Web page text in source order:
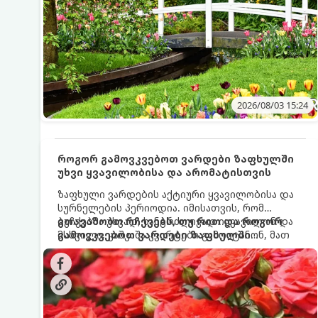
2026/08/03 15:24
როგორ გამოვკვებოთ ვარდები ზაფხულში
უხვი ყვავილობისა და არომატისთვის
ზაფხული ვარდების აქტიური ყვავილობისა და
სურნელების პერიოდია. იმისათვის, რომ
ბუჩქებმა უხვად, ხანგრძლივად იყვავილონ და
მსხვილი, კაშკაშა კვირტები გამოიტანონ, მათ
რეგულარული და სწორი გამოკვება
სჭირდებათ. ზაფხულის პერიოდში მცენარის
მოთხოვნილებები იცვლება, ამიტომ
მნიშვნელოვანია ვიცოდეთ, რომელი სასუქები
გამოიყენება ამ დროს.
გთავაზობთ რჩევებს, თუ რით და როგორ
გამოვკვებოთ ვარდები ზაფხულში
საუკეთესო შედეგის მისაღწევად: